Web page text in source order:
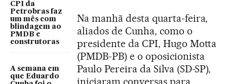
CPI da
Petrobras faz
um mês com
blindagem ao
PMDB e
construtoras
A semana em
que Eduardo
Na manhã desta quarta-feira,
aliados de Cunha, como o
presidente da CPI, Hugo Motta
(PMDB-PB) e o oposicionista
Paulo Pereira da Silva (SD-SP),
iniciaram conversas para